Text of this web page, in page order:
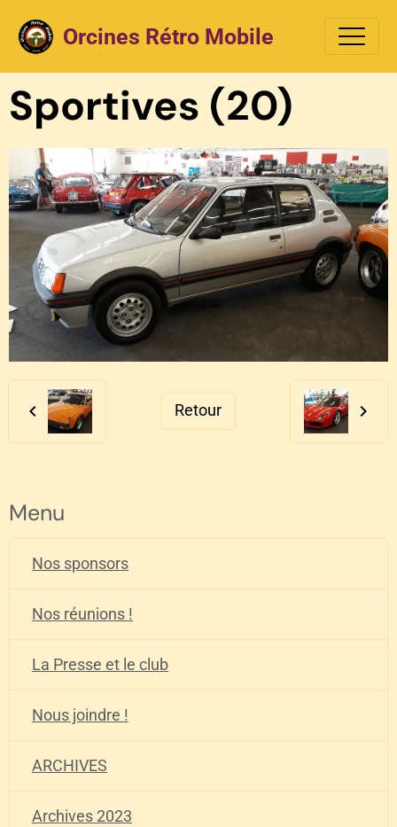
Orcines Rétro Mobile
Sportives (20)
Retour
Menu
Nos sponsors
Nos réunions !
La Presse et le club
Nous joindre !
ARCHIVES
Archives 2023